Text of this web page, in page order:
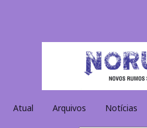
Atual Arquivos Notícias